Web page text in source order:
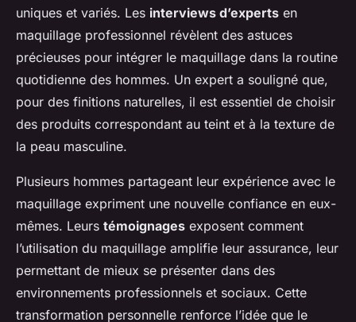
uniques et variés. Les interviews d’experts en
maquillage professionnel révèlent des astuces
précieuses pour intégrer le maquillage dans la routine
quotidienne des hommes. Un expert a souligné que,
pour des finitions naturelles, il est essentiel de choisir
des produits correspondant au teint et à la texture de
la peau masculine.
Plusieurs hommes partageant leur expérience avec le
maquillage expriment une nouvelle confiance en eux-
mêmes. Leurs témoignages exposent comment
l’utilisation du maquillage amplifie leur assurance, leur
permettant de mieux se présenter dans des
environnements professionnels et sociaux. Cette
transformation personnelle renforce l’idée que le